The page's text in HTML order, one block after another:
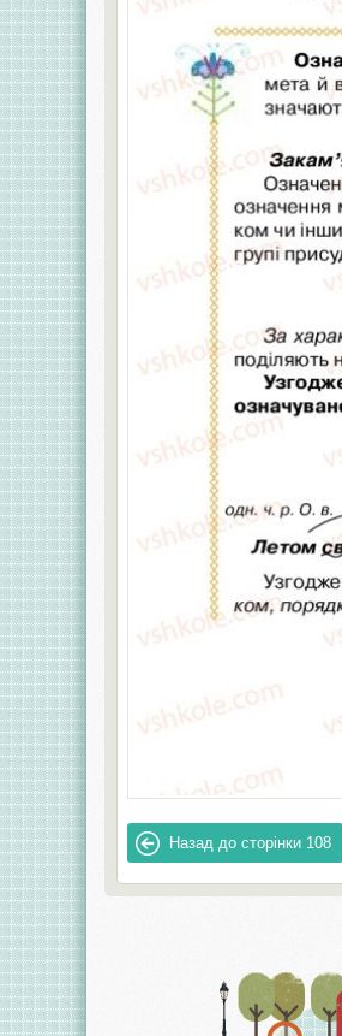
Назад до сторінки 108